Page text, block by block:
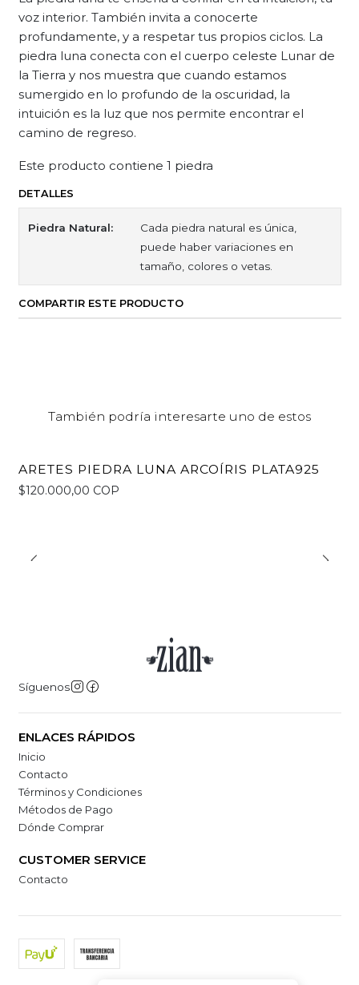
voz interior. También invita a conocerte
profundamente, y a respetar tus propios ciclos. La
piedra luna conecta con el cuerpo celeste Lunar de
la Tierra y nos muestra que cuando estamos
sumergido en lo profundo de la oscuridad, la
intuición es la luz que nos permite encontrar el
camino de regreso.
Este producto contiene 1 piedra
DETALLES
Piedra Natural:
Cada piedra natural es única,
puede haber variaciones en
tamaño, colores o vetas.
COMPARTIR ESTE PRODUCTO
También podría interesarte uno de estos
ARETES PIEDRA LUNA ARCOÍRIS PLATA925
$120.000,00 COP
Síguenos
ENLACES RÁPIDOS
Inicio
Contacto
Términos y Condiciones
Métodos de Pago
Dónde Comprar
CUSTOMER SERVICE
Contacto